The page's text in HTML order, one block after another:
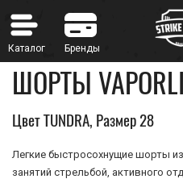
ШОРТЫ
Цвет TUNDRA, Размер 28
Легкие быстросохнущие шорты
занятий стрельбой, активного